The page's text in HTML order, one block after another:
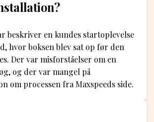
beskriver en kundes startoplevelse
hvor boksen blev sat op før den
Der var misforståelser om en
og der var mangel på
om processen fra Maxspeeds side.